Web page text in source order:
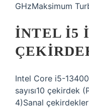
GHzMaksimum
İNTEL I5
Intel Core i5-
sayısı10 çekirdek
4)Sanal